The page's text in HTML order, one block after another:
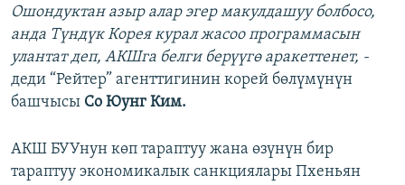
Ошондуктан азыр алар эгер макулдашуу болбосо,
анда Түндүк Корея курал жасоо программасын
улантат деп, АКШга белги берүүгө аракеттенет, -
деди “Рейтер” агенттигинин корей бөлүмүнүн
башчысы Со Юунг Ким.
АКШ БУУнун көп тараптуу жана өзүнүн бир
тараптуу экономикалык санкциялары Пхеньян